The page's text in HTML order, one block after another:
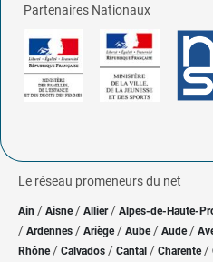
Partenaires Nationaux
Le réseau promeneurs du net
Ain / Aisne/ Allier/ Alpes-de-Haute-
/ Ardennes / Ariège/ Aube/ Aude /
Rhône/ Calvados / Cantal / Charente /